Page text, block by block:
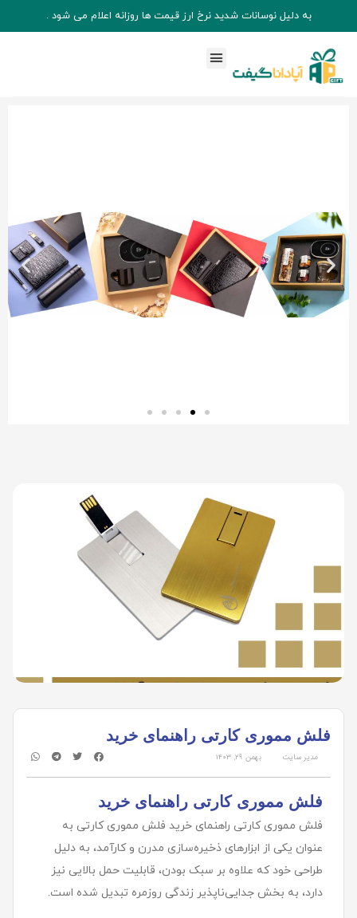
به دلیل نوسانات شدید نرخ ارز قیمت ها روزانه اعلام می شود .
فلش مموری کارتی راهنمای خرید
مدیر سایت بهمن ۲۹, ۱۴۰۳
فلش مموری کارتی راهنمای خرید
فلش مموری کارتی راهنمای خرید فلش مموری کارتی به
عنوان یکی از ابزارهای ذخیره‌سازی مدرن و کارآمد، به دلیل
طراحی خود که علاوه بر سبک بودن، قابلیت حمل بالایی نیز
دارد، به بخش جدایی‌ناپذیر زندگی روزمره تبدیل شده است.